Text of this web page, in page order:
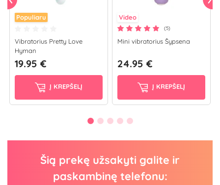
Populiaru
Vibratorius Pretty Love
Hyman
19.95 €
Į KREPŠELĮ
Video
(5)
Mini vibratorius Šypsena
24.95 €
Į KREPŠELĮ
Šią prekę užsakyti galite ir
paskambinę telefonu: